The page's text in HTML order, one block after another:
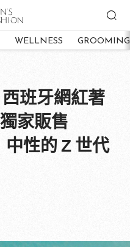
WELLNESS GROOMING
班牙網紅著
家販售
性的 Z 世代